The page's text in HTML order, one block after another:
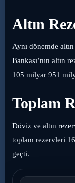
Altın
Aynı dönemde
Bankası’nın altın
105 milyar 951
Toplam
Döviz ve altın
toplam rezervleri
geçti.